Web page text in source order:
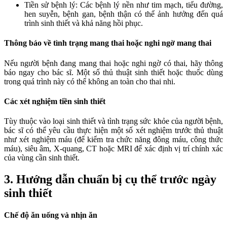
Tiền sử bệnh lý: Các bệnh lý nền như tim mạch, tiểu đường,
hen suyễn, bệnh gan, bệnh thận có thể ảnh hưởng đến quá
trình sinh thiết và khả năng hồi phục.
Thông báo về tình trạng mang thai hoặc nghi ngờ mang thai
Nếu người bệnh đang mang thai hoặc nghi ngờ có thai, hãy thông
báo ngay cho bác sĩ. Một số thủ thuật sinh thiết hoặc thuốc dùng
trong quá trình này có thể không an toàn cho thai nhi.
Các xét nghiệm tiền sinh thiết
Tùy thuộc vào loại sinh thiết và tình trạng sức khỏe của người bệnh,
bác sĩ có thể yêu cầu thực hiện một số xét nghiệm trước thủ thuật
như xét nghiệm máu (để kiểm tra chức năng đông máu, công thức
máu), siêu âm, X-quang, CT hoặc MRI để xác định vị trí chính xác
của vùng cần sinh thiết.
3. Hướng dẫn chuẩn bị cụ thể trước ngày
sinh thiết
Chế độ ăn uống và nhịn ăn